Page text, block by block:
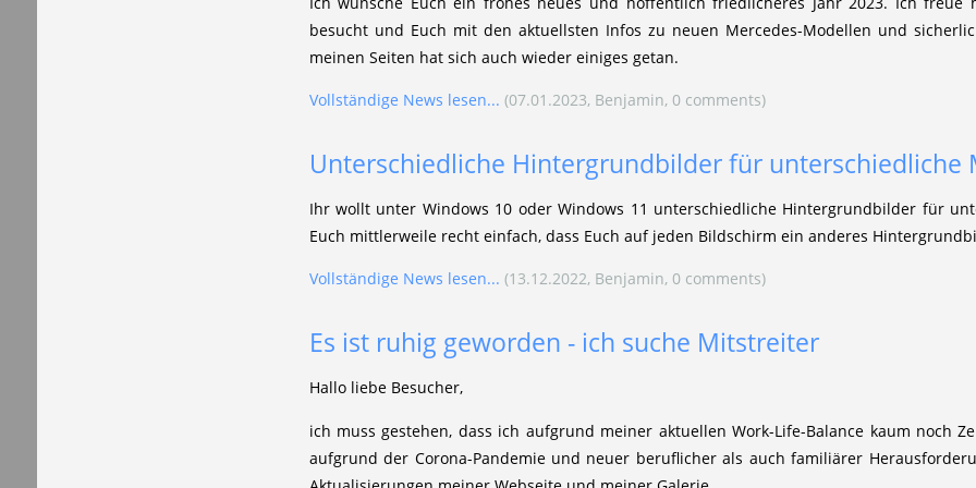
besucht und Euch mit den aktuellsten Infos zu neuen Mercedes-Modellen und
meinen Seiten hat sich auch wieder einiges getan.
Vollständige News lesen... (07.01.2023, Benjamin, 0 comments)
Unterschiedliche Hintergrundbilder für unterschiedliche
Ihr wollt unter Windows 10 oder Windows 11 unterschiedliche Hintergrundbilder für
Euch mittlerweile recht einfach, dass Euch auf jeden Bildschirm ein anderes
Vollständige News lesen... (13.12.2022, Benjamin, 0 comments)
Es ist ruhig geworden - ich suche Mitstreiter
Hallo liebe Besucher,
ich muss gestehen, dass ich aufgrund meiner aktuellen Work-Life-Balance kaum noch
aufgrund der Corona-Pandemie und neuer beruflicher als auch familiärer